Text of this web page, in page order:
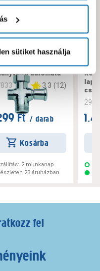
sütiket használja
automata
3.3 (12)
Ft / darab
Kosárba
2 munkanap
23 áruházban
fel